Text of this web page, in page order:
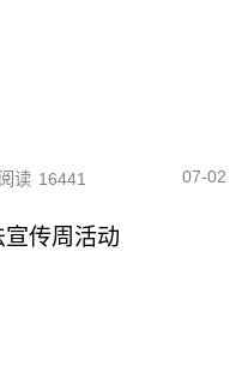
阅读 16441 07-02
传周活动